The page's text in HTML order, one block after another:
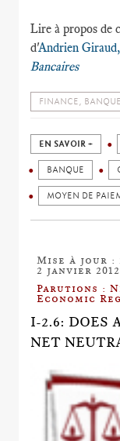
Lire à propos de
d'Andrien
Bancaires
FINANCE,
EN SAVOIR +
BANQUE
MOYEN DE
Mise à jour :
2 janvier
Parutions :
Economic
I-2.6: DOES
NET